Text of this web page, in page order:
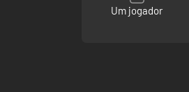
Um jogador